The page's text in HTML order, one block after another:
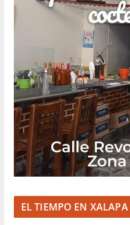
EL TIEMPO EN XALAPA